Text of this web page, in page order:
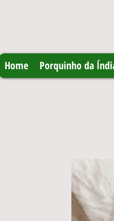
Home Porquinho da